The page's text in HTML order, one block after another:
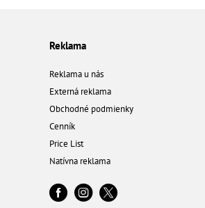
Reklama
Reklama u nás
Externá reklama
Obchodné podmienky
Cenník
Price List
Natívna reklama